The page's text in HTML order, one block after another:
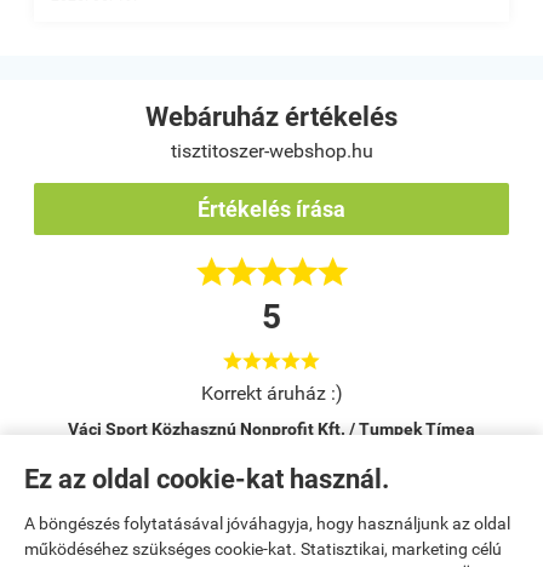
Ez az oldal cookie-kat használ.
A böngészés folytatásával jóváhagyja, hogy használjunk az oldal
működéséhez szükséges cookie-kat. Statisztikai, marketing célú
Webáruház értékelés
tisztitoszer-webshop.hu
Értékelés írása

5

Korrekt áruház :)
Váci Sport Közhasznú Nonprofit Kft. / Tumpek Tímea
Kezdőlap|Regisztráció|Bemutatkozás|